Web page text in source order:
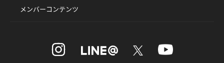
メンバーコンテンツ